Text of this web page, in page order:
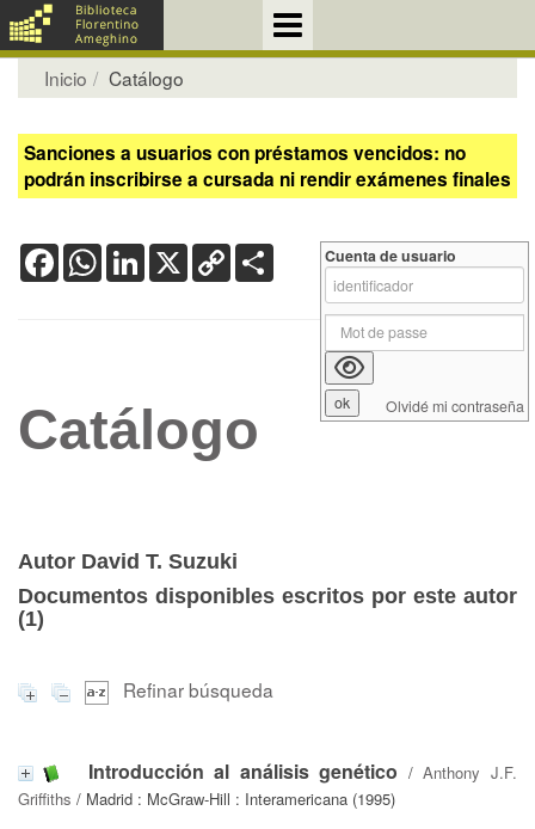
Inicio Catálogo
Sanciones a usuarios con préstamos vencidos: no
podrán inscribirse a cursada ni rendir exámenes finales
FacebookWhatsApp
LinkedIn
X Copy
Link
Catálogo
Autor David T. Suzuki
Documentos disponibles escritos por este autor
(1)
Refinar búsqueda
Introducción al análisis genético /Anthony J.F.
Griffiths / Madrid : McGraw-Hill : Interamericana (1995)
Cuenta de usuario
Olvidé mi contraseña